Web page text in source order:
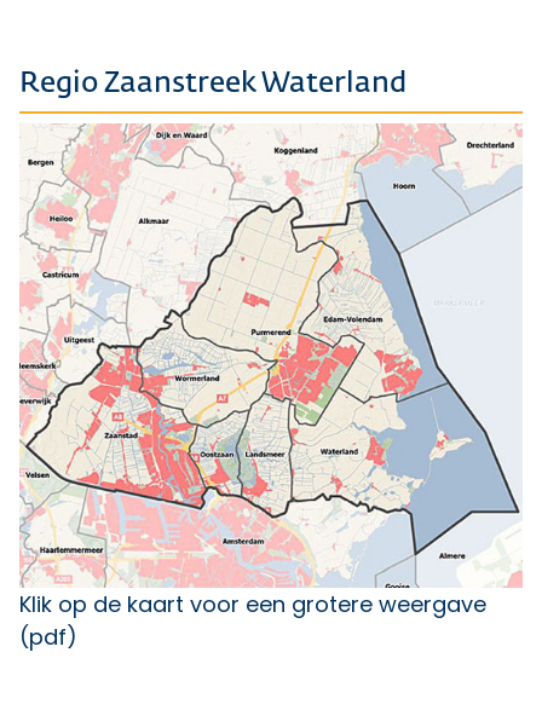
Regio Zaanstreek Waterland
Klik op de kaart voor een grotere weergave
(pdf)